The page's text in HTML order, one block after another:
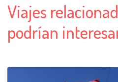
Viajes
podrían